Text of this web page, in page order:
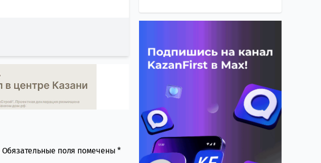
Обязательные поля помечены*